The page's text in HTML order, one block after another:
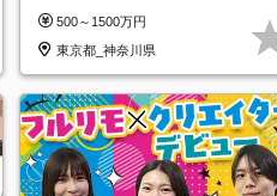
500～1500万円
東京都_神奈川県